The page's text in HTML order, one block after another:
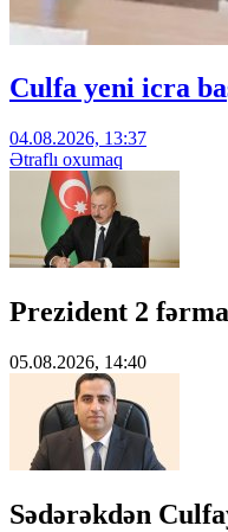
Culfa yeni icra
04.08.2026, 13:37
Ətraflı oxumaq
Prezident 2
05.08.2026, 14:40
Sədərəkdən